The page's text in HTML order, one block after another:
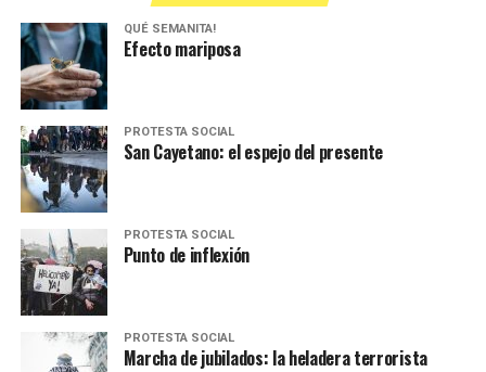
QUÉ SEMANITA!
Efecto mariposa
PROTESTA SOCIAL
San Cayetano: el espejo del presente
PROTESTA SOCIAL
Punto de inflexión
PROTESTA SOCIAL
Marcha de jubilados: la heladera terrorista